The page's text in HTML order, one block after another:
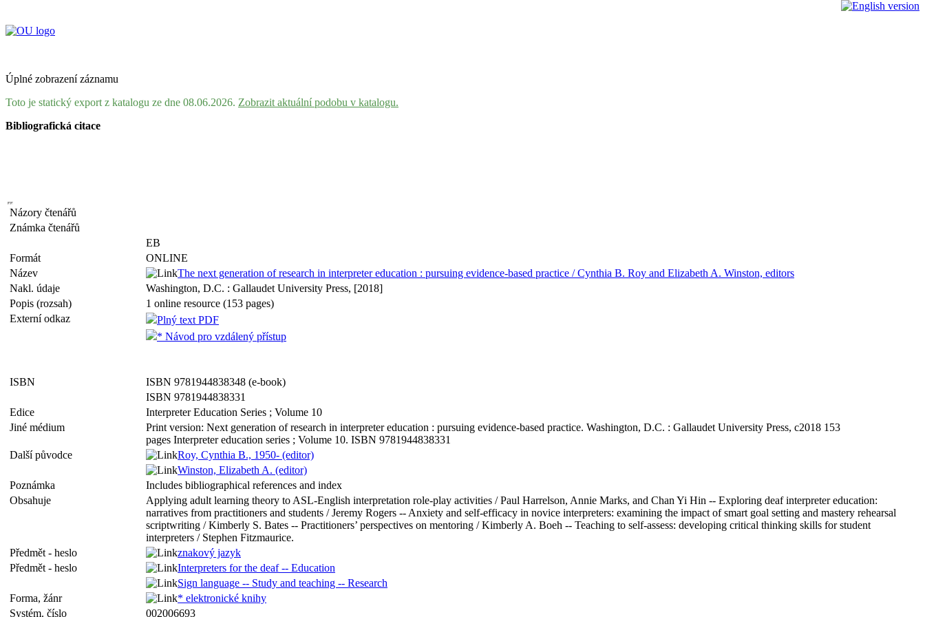
Úplné zobrazení záznamu
Toto je statický export z katalogu ze dne 08.06.2026. Zobrazit aktuální podobu v katalogu.
Bibliografická citace
Názory čtenářů
Známka čtenářů
EB
Formát
ONLINE
Název
The next generation of research in interpreter education : pursuing evidence-based practice / Cynthia B. Roy and Elizabeth A. Winston, editors
Nakl. údaje
Washington, D.C. : Gallaudet University Press, [2018]
Popis (rozsah)
1 online resource (153 pages)
Externí odkaz
Plný text PDF
* Návod pro vzdálený přístup
ISBN
ISBN 9781944838348 (e-book)
ISBN 9781944838331
Edice
Interpreter Education Series ; Volume 10
Jiné médium
Print version: Next generation of research in interpreter education : pursuing evidence-based practice. Washington, D.C. : Gallaudet University Press, c2018 153
pages Interpreter education series ; Volume 10. ISBN 9781944838331
Další původce
Roy, Cynthia B., 1950- (editor)
Winston, Elizabeth A. (editor)
Poznámka
Includes bibliographical references and index
Obsahuje
Applying adult learning theory to ASL-English interpretation role-play activities / Paul Harrelson, Annie Marks, and Chan Yi Hin -- Exploring deaf interpreter education:
narratives from practitioners and students / Jeremy Rogers -- Anxiety and self-efficacy in novice interpreters: examining the impact of smart goal setting and mastery rehearsal
scriptwriting / Kimberly S. Bates -- Practitioners’ perspectives on mentoring / Kimberly A. Boeh -- Teaching to self-assess: developing critical thinking skills for student
interpreters / Stephen Fitzmaurice.
Předmět - heslo
znakový jazyk
Předmět - heslo
Interpreters for the deaf -- Education
Sign language -- Study and teaching -- Research
Forma, žánr
* elektronické knihy
Systém. číslo
002006693